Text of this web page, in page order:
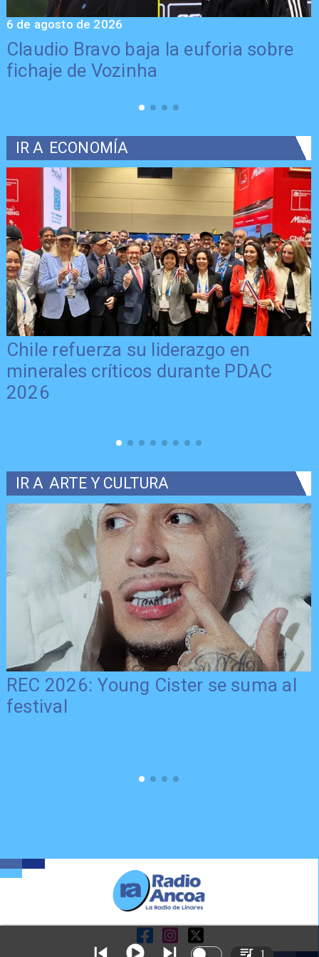
Claudio Bravo baja la euforia sobre
fichaje de Vozinha
6 de agosto de 2026
IR A ECONOMÍA
Chile refuerza su liderazgo en
minerales críticos durante PDAC
2026
IR A ARTE Y CULTURA
REC 2026: Young Cister se suma al
festival
1